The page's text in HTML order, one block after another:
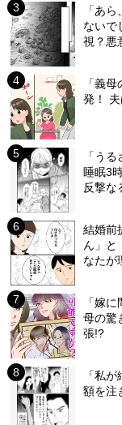
「あ
ないで
視？悪
「義
発！
「う
睡眠3
反撃な
結婚前
ん」と
なたが
「嫁
母の驚
張!?
「私
額を注